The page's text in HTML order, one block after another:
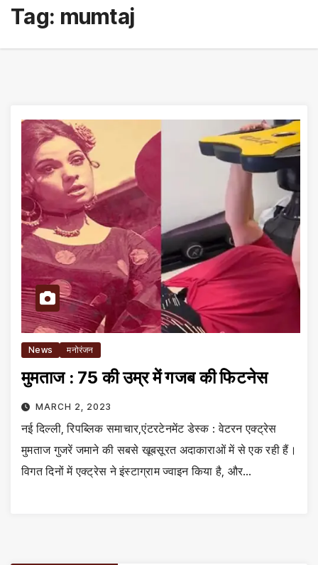
Tag: mumtaj
News मनोरंजन
मुमताज : 75 की उम्र में गजब की फिटनेस
MARCH 2, 2023
नई दिल्ली, रिपब्लिक समाचार,एंटरटेनमेंट डेस्क : वेटरन एक्ट्रेस
मुमताज गुजरें जमाने की सबसे खूबसूरत अदाकाराओं में से एक रही हैं।
विगत दिनों में एक्ट्रेस ने इंस्टाग्राम ज्वाइन किया है, और…